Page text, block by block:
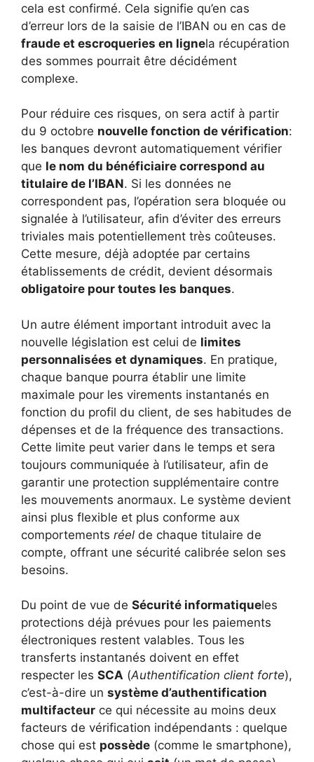
cela est confirmé. Cela signifie qu’en cas
d’erreur lors de la saisie de l’IBAN ou en cas de
fraude et escroqueries en lignela récupération
des sommes pourrait être décidément
complexe.
Pour réduire ces risques, on sera actif à partir
du 9 octobre nouvelle fonction de vérification:
les banques devront automatiquement vérifier
que le nom du bénéficiaire correspond au
titulaire de l’IBAN. Si les données ne
correspondent pas, l’opération sera bloquée ou
signalée à l’utilisateur, afin d’éviter des erreurs
triviales mais potentiellement très coûteuses.
Cette mesure, déjà adoptée par certains
établissements de crédit, devient désormais
obligatoire pour toutes les banques.
Un autre élément important introduit avec la
nouvelle législation est celui de limites
personnalisées et dynamiques. En pratique,
chaque banque pourra établir une limite
maximale pour les virements instantanés en
fonction du profil du client, de ses habitudes de
dépenses et de la fréquence des transactions.
Cette limite peut varier dans le temps et sera
toujours communiquée à l’utilisateur, afin de
garantir une protection supplémentaire contre
les mouvements anormaux. Le système devient
ainsi plus flexible et plus conforme aux
comportements réel de chaque titulaire de
compte, offrant une sécurité calibrée selon ses
besoins.
Du point de vue de Sécurité informatiqueles
protections déjà prévues pour les paiements
électroniques restent valables. Tous les
transferts instantanés doivent en effet
respecter les SCA (Authentification client forte),
c’est-à-dire un système d’authentification
multifacteur ce qui nécessite au moins deux
facteurs de vérification indépendants : quelque
chose qui est possède (comme le smartphone),